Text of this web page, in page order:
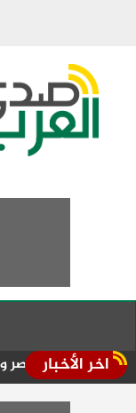
اخر الأخبار
ودراسة اللغة